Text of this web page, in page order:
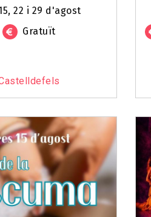
22 i 29 d'agost
Gratuït